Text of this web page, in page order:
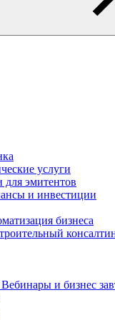
услуги
для эмитентов
и инвестиции
бизнеса
Вебинары и бизнес